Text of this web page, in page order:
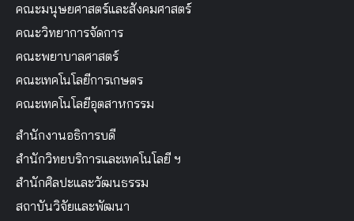
คณะมนุษยศาสตร์และสังคมศาสตร์
คณะวิทยาการจัดการ
คณะพยาบาลศาสตร์
คณะเทคโนโลยีการเกษตร
คณะเทคโนโลยีอุตสาหกรรม
สำนักงานอธิการบดี
สำนักวิทยบริการและเทคโนโลยี ฯ
สำนักศิลปะและวัฒนธรรม
สถาบันวิจัยและพัฒนา